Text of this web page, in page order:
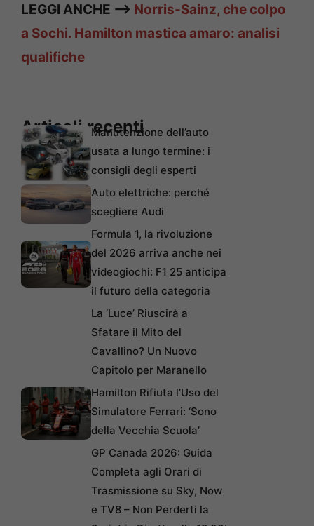
LEGGI ANCHE —> Norris-Sainz, che colpo
a Sochi. Hamilton mastica amaro: analisi
qualifiche
Articoli recentiManutenzione dell’auto
usata a lungo termine: i
consigli degli esperti
Auto elettriche: perché
scegliere Audi
Formula 1, la rivoluzione
del 2026 arriva anche nei
videogiochi: F1 25 anticipa
il futuro della categoria
La ‘Luce’ Riuscirà a
Sfatare il Mito del
Cavallino? Un Nuovo
Capitolo per Maranello
Hamilton Rifiuta l’Uso del
Simulatore Ferrari: ‘Sono
della Vecchia Scuola’
GP Canada 2026: Guida
Completa agli Orari di
Trasmissione su Sky, Now
e TV8 – Non Perderti la